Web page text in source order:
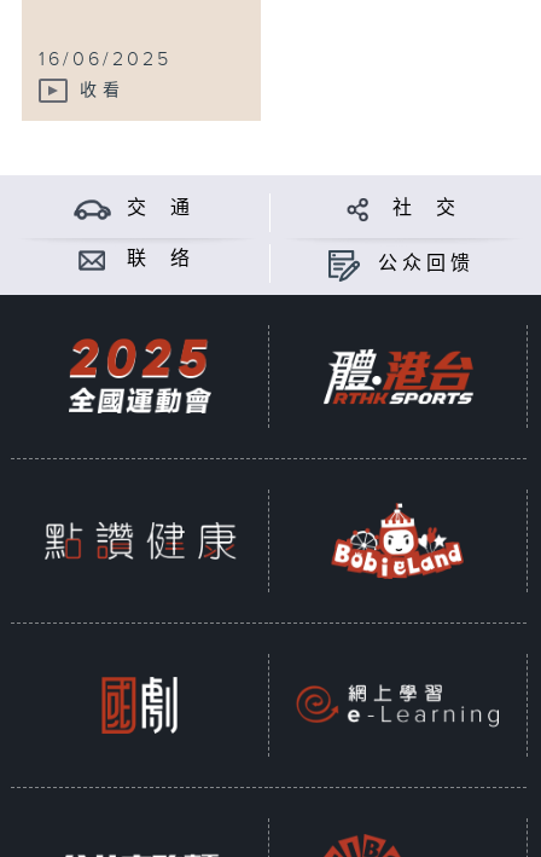
16/06/2025
收看
交 通 社 交
联 络 公众回馈